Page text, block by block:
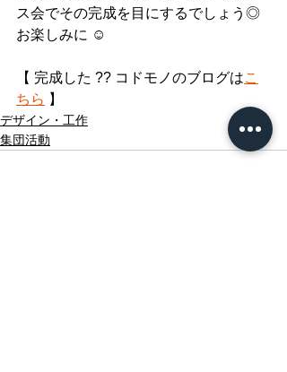
ス会でその完成を目にするでしょう◎
お楽しみに ☺︎
【 完成した ?? コドモノのブログはこ
ちら 】
デザイン・工作
集団活動